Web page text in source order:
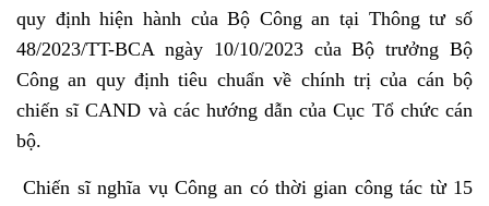
quy định hiện hành của Bộ Công an tại Thông tư số
48/2023/TT-BCA ngày 10/10/2023 của Bộ trưởng Bộ
Công an quy định tiêu chuẩn về chính trị của cán bộ
chiến sĩ CAND và các hướng dẫn của Cục Tổ chức cán
bộ.
Chiến sĩ nghĩa vụ Công an có thời gian công tác từ 15